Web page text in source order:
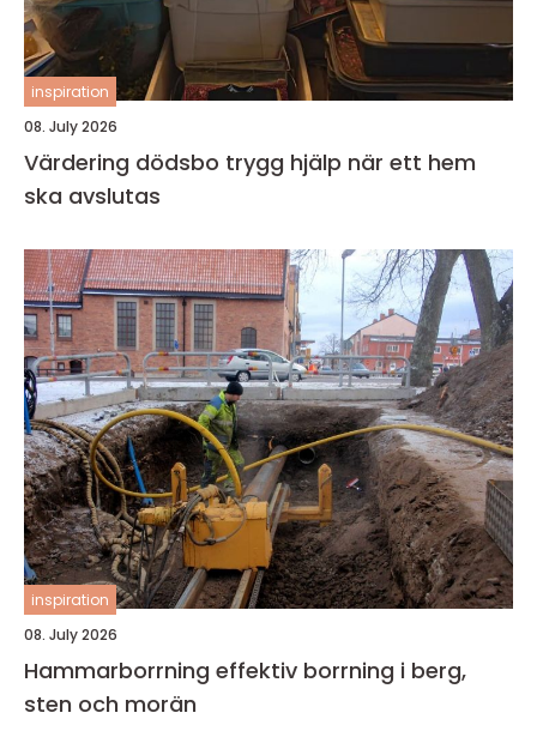
inspiration
08. July 2026
Värdering dödsbo trygg hjälp när ett hem
ska avslutas
inspiration
08. July 2026
Hammarborrning effektiv borrning i berg,
sten och morän